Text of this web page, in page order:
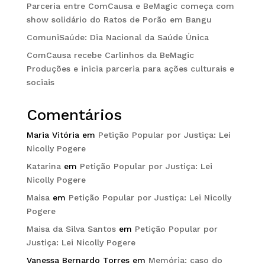
Parceria entre ComCausa e BeMagic começa com
show solidário do Ratos de Porão em Bangu
ComuniSaúde: Dia Nacional da Saúde Única
ComCausa recebe Carlinhos da BeMagic
Produções e inicia parceria para ações culturais e
sociais
Comentários
Maria Vitóriaem Petição Popular por Justiça: Lei
Nicolly Pogere
Katarinaem Petição Popular por Justiça: Lei
Nicolly Pogere
Maisaem Petição Popular por Justiça: Lei Nicolly
Pogere
Maisa da Silva Santosem Petição Popular por
Justiça: Lei Nicolly Pogere
Vanessa Bernardo Torresem Memória: caso do